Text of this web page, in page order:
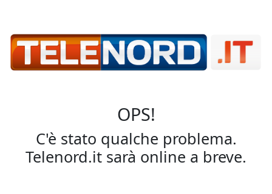
OPS!
C'è stato qualche problema.
Telenord.it sarà online a breve.